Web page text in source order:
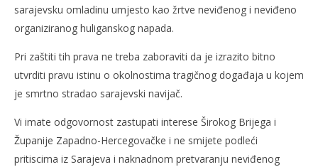
sarajevsku omladinu umjesto kao žrtve neviđenog i neviđeno
organiziranog huliganskog napada.
Pri zaštiti tih prava ne treba zaboraviti da je izrazito bitno
utvrditi pravu istinu o okolnostima tragičnog događaja u kojem
je smrtno stradao sarajevski navijač.
Vi imate odgovornost zastupati interese Širokog Brijega i
Županije Zapadno-Hercegovačke i ne smijete podleći
pritiscima iz Sarajeva i naknadnom pretvaranju neviđenog